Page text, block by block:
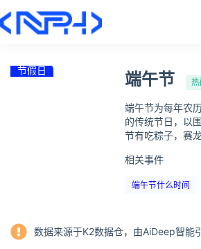
节假日 端午节 热
端午节为每年农
的传统节日，以
节有吃粽子，赛
相关事件
端午节什么时间
数据来源于K2数据仓，由AiDeep智能